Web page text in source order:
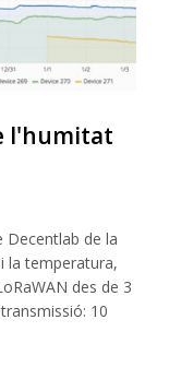
l'humitat
Decentlab de la
la temperatura,
des de 3
10